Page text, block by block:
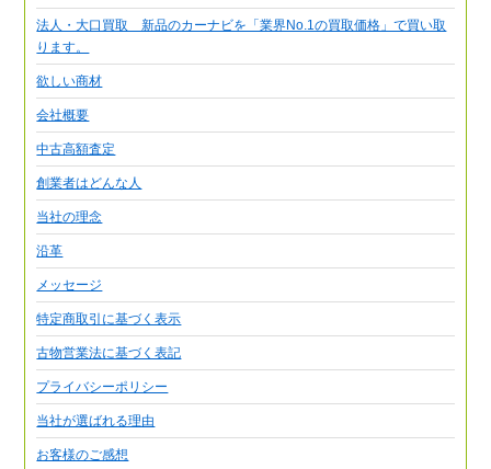
法人・大口買取 新品のカーナビを「業界No.1の買取価格」で買い取
ります。
欲しい商材
会社概要
中古高額査定
創業者はどんな人
当社の理念
沿革
メッセージ
特定商取引に基づく表示
古物営業法に基づく表記
プライバシーポリシー
当社が選ばれる理由
お客様のご感想